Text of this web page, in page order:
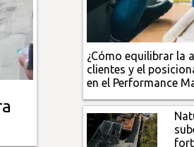
¿Cómo equilibrar la
clientes y el
en el Performance